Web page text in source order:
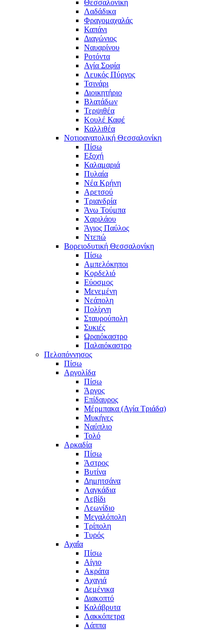
Θεσσαλονίκη
Λαδάδικα
Φραγομαχαλάς
Καπάνι
Διαγώνιος
Ναυαρίνου
Ροτόντα
Αγία Σοφία
Λευκός Πύργος
Τσινάρι
Διοικητήριο
Βλατάδων
Τερψιθέα
Κουλέ Καφέ
Καλλιθέα
Νοτιοανατολική Θεσσαλονίκη
Πίσω
Εξοχή
Καλαμαριά
Πυλαία
Νέα Κρήνη
Αρετσού
Τριανδρία
Άνω Τούμπα
Χαριλάου
Άγιος Παύλος
Ντεπώ
Βορειοδυτική Θεσσαλονίκη
Πίσω
Αμπελόκηποι
Κορδελιό
Εύοσμος
Μενεμένη
Νεάπολη
Πολίχνη
Σταυρούπολη
Συκιές
Ωραιόκαστρο
Παλαιόκαστρο
Πελοπόννησος
Πίσω
Αργολίδα
Πίσω
Άργος
Επίδαυρος
Μέρμπακα (Αγία Τριάδα)
Μυκήνες
Ναύπλιο
Τολό
Αρκαδία
Πίσω
Άστρος
Βυτίνα
Δημητσάνα
Λαγκάδια
Λεβίδι
Λεωνίδιο
Μεγαλόπολη
Τρίπολη
Τυρός
Αχαΐα
Πίσω
Αίγιο
Ακράτα
Αχαγιά
Δεμένικα
Διακοπτό
Καλάβρυτα
Λακκόπετρα
Λάππα